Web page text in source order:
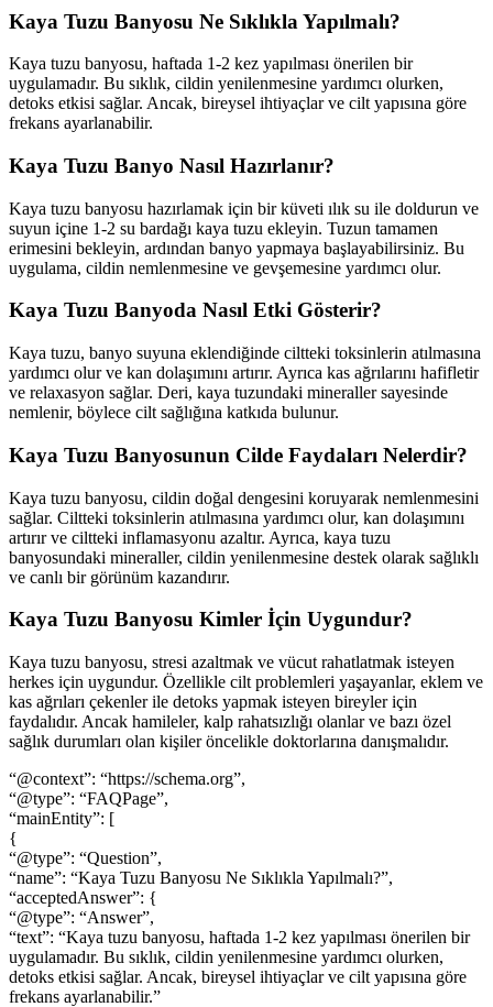
Kaya Tuzu Banyosu Ne Sıklıkla Yapılmalı?
Kaya tuzu banyosu, haftada 1-2 kez yapılması önerilen bir
uygulamadır. Bu sıklık, cildin yenilenmesine yardımcı olurken,
detoks etkisi sağlar. Ancak, bireysel ihtiyaçlar ve cilt yapısına göre
frekans ayarlanabilir.
Kaya Tuzu Banyo Nasıl Hazırlanır?
Kaya tuzu banyosu hazırlamak için bir küveti ılık su ile doldurun ve
suyun içine 1-2 su bardağı kaya tuzu ekleyin. Tuzun tamamen
erimesini bekleyin, ardından banyo yapmaya başlayabilirsiniz. Bu
uygulama, cildin nemlenmesine ve gevşemesine yardımcı olur.
Kaya Tuzu Banyoda Nasıl Etki Gösterir?
Kaya tuzu, banyo suyuna eklendiğinde ciltteki toksinlerin atılmasına
yardımcı olur ve kan dolaşımını artırır. Ayrıca kas ağrılarını hafifletir
ve relaxasyon sağlar. Deri, kaya tuzundaki mineraller sayesinde
nemlenir, böylece cilt sağlığına katkıda bulunur.
Kaya Tuzu Banyosunun Cilde Faydaları Nelerdir?
Kaya tuzu banyosu, cildin doğal dengesini koruyarak nemlenmesini
sağlar. Ciltteki toksinlerin atılmasına yardımcı olur, kan dolaşımını
artırır ve ciltteki inflamasyonu azaltır. Ayrıca, kaya tuzu
banyosundaki mineraller, cildin yenilenmesine destek olarak sağlıklı
ve canlı bir görünüm kazandırır.
Kaya Tuzu Banyosu Kimler İçin Uygundur?
Kaya tuzu banyosu, stresi azaltmak ve vücut rahatlatmak isteyen
herkes için uygundur. Özellikle cilt problemleri yaşayanlar, eklem ve
kas ağrıları çekenler ile detoks yapmak isteyen bireyler için
faydalıdır. Ancak hamileler, kalp rahatsızlığı olanlar ve bazı özel
sağlık durumları olan kişiler öncelikle doktorlarına danışmalıdır.
“@context”: “https://schema.org”,
“@type”: “FAQPage”,
“mainEntity”: [
{
“@type”: “Question”,
“name”: “Kaya Tuzu Banyosu Ne Sıklıkla Yapılmalı?”,
“acceptedAnswer”: {
“@type”: “Answer”,
“text”: “Kaya tuzu banyosu, haftada 1-2 kez yapılması önerilen bir
uygulamadır. Bu sıklık, cildin yenilenmesine yardımcı olurken,
detoks etkisi sağlar. Ancak, bireysel ihtiyaçlar ve cilt yapısına göre
frekans ayarlanabilir.”